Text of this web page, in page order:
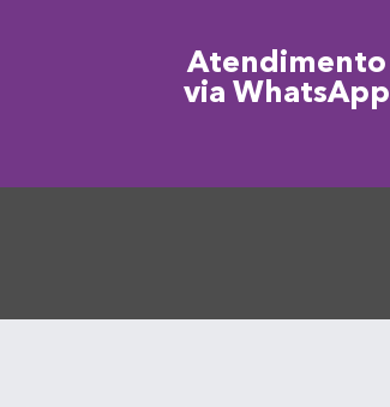
Atendimento
via WhatsApp